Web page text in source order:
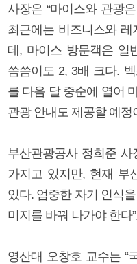
사장은 “마이스와 관광
최근에는 비즈니스와 레
데, 마이스 방문객은 일
씀씀이도 2, 3배 크다.
를 다음 달 중순에 열어
관광 안내도 제공할 예정
부산관광공사 정희준 사
가지고 있지만, 현재 부
있다. 엄중한 자기 인식
미지를 바꿔 나가야 한다
영산대 오창호 교수는 “